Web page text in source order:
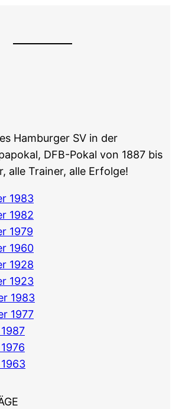
Hamburger SV in der
DFB-Pokal von 1887 bis
alle Trainer, alle Erfolge!
1983
1982
1979
1960
1928
1923
1983
1977